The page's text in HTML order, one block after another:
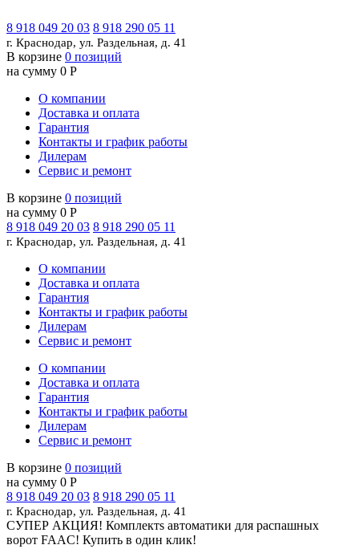
8 918 049 20 03 8 918 290 05 11
г. Краснодар, ул. Раздельная, д. 41
В корзине 0 позиций
на сумму 0 Р
О компании
Доставка и оплата
Гарантия
Контакты и график работы
Дилерам
Сервис и ремонт
В корзине 0 позиций
на сумму 0 Р
8 918 049 20 03 8 918 290 05 11
г. Краснодар, ул. Раздельная, д. 41
О компании
Доставка и оплата
Гарантия
Контакты и график работы
Дилерам
Сервис и ремонт
О компании
Доставка и оплата
Гарантия
Контакты и график работы
Дилерам
Сервис и ремонт
В корзине 0 позиций
на сумму 0 Р
8 918 049 20 03 8 918 290 05 11
г. Краснодар, ул. Раздельная, д. 41
СУПЕР АКЦИЯ! Комплектs автоматики для распашных
ворот FAAC! Купить в один клик!